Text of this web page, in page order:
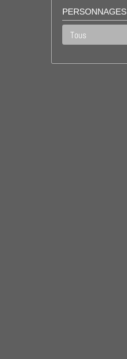
PERSONNAGES